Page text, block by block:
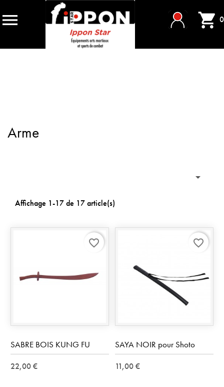
  0
Arme

Affichage 1-17 de 17 article(s)
SABRE BOIS KUNG FU
22,00 €
favorite_border
SAYA NOIR pour Shoto
11,00 €
favorite_border